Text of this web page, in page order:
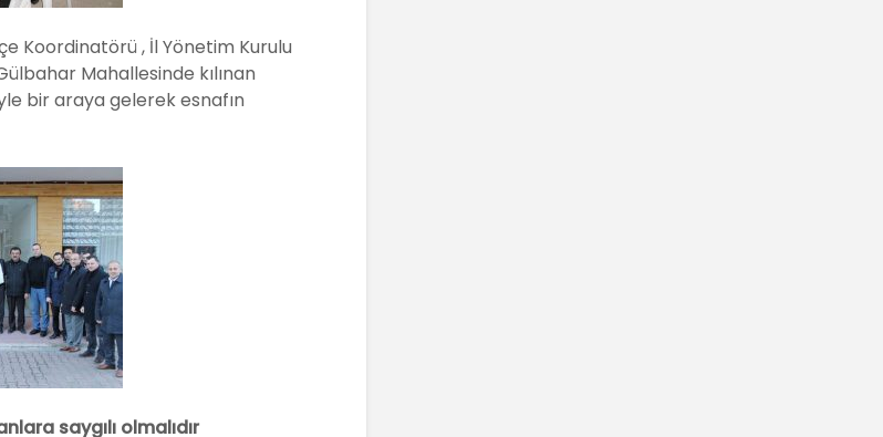
Koordinatörü , İl Yönetim Kurulu
Mahallesinde kılınan
bir araya gelerek esnafın
saygılı olmalıdır